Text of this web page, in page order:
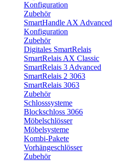
Konfiguration
Zubehör
SmartHandle AX Advanced
Konfiguration
Zubehör
Digitales SmartRelais
SmartRelais AX Classic
SmartRelais 3 Advanced
SmartRelais 2 3063
SmartRelais 3063
Zubehör
Schlosssysteme
Blockschloss 3066
Möbelschlösser
Möbelsysteme
Kombi-Pakete
Vorhängeschlösser
Zubehör